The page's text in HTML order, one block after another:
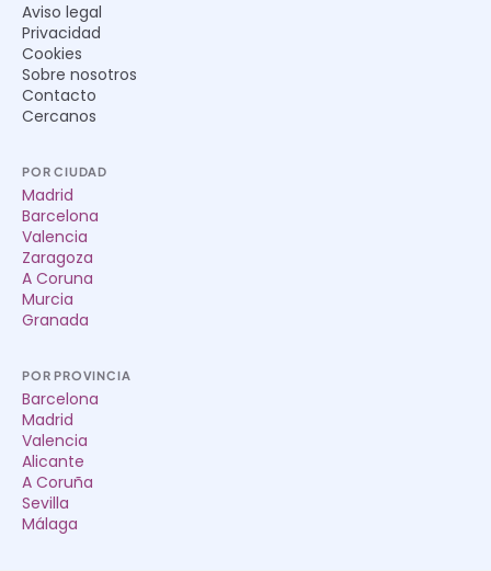
Aviso legal
Privacidad
Cookies
Sobre nosotros
Contacto
Cercanos
POR CIUDAD
Madrid
Barcelona
Valencia
Zaragoza
A Coruna
Murcia
Granada
POR PROVINCIA
Barcelona
Madrid
Valencia
Alicante
A Coruña
Sevilla
Málaga